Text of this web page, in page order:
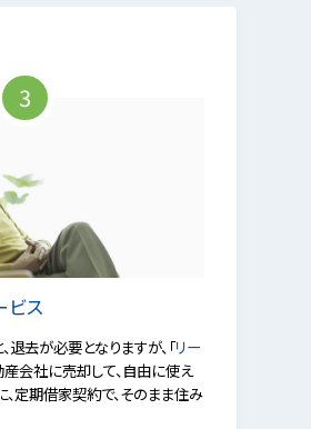
3
ビス
退去が必要となりますが、「リー
産会社に売却して、自由に使え
定期借家契約で、そのまま住み